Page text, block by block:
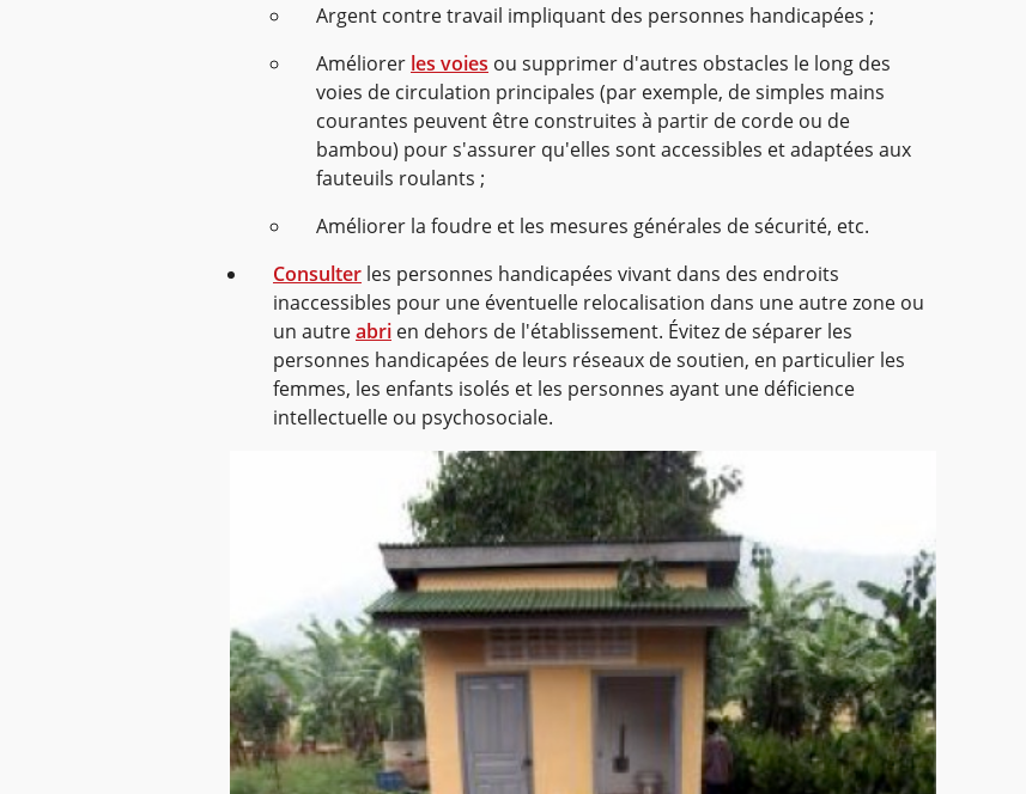
Argent contre travail impliquant des personnes handicapées ;
Améliorer les voies ou supprimer d'autres obstacles le long des
voies de circulation principales (par exemple, de simples mains
courantes peuvent être construites à partir de corde ou de
bambou) pour s'assurer qu'elles sont accessibles et adaptées aux
fauteuils roulants ;
Améliorer la foudre et les mesures générales de sécurité, etc.
Consulter les personnes handicapées vivant dans des endroits
inaccessibles pour une éventuelle relocalisation dans une autre zone ou
un autreabri en dehors de l'établissement. Évitez de séparer les
personnes handicapées de leurs réseaux de soutien, en particulier les
femmes, les enfants isolés et les personnes ayant une déficience
intellectuelle ou psychosociale.